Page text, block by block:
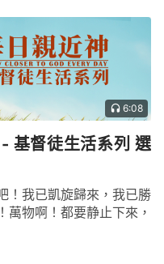
6:08
基督徒生活系列 選
！我已凱旋歸來，我已勝
萬物啊！都要静止下來，